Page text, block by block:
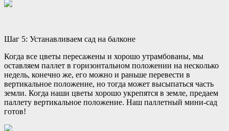
Шаг 5: Устанавливаем сад на балконе
Когда все цветы пересажены и хорошо утрамбованы, мы
оставляем паллет в горизонтальном положении на несколько
недель, конечно же, его можно и раньше перевести в
вертикальное положение, но тогда может высыпаться часть
земли. Когда наши цветы хорошо укрепятся в земле, предаем
паллету вертикальное положение. Наш паллетный мини-сад
готов!